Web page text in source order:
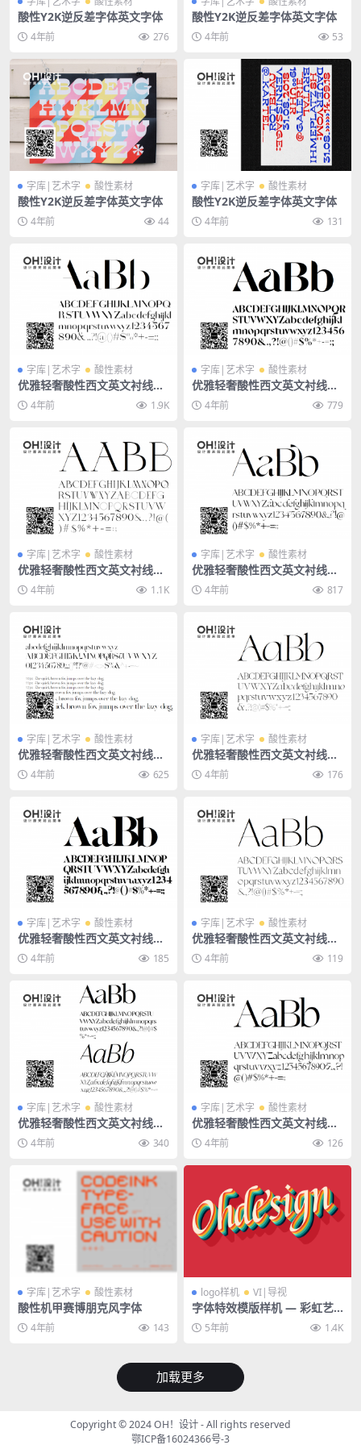
酸性Y2K逆反差字体英文字体
4年前 276
酸性Y2K逆反差字体英文字体
4年前 53
字库|艺术字 酸性素材
酸性Y2K逆反差字体英文字体
4年前 44
字库|艺术字 酸性素材
酸性Y2K逆反差字体英文字体
4年前 131
字库|艺术字 酸性素材
优雅轻奢酸性西文英文衬线字
体-Sage
4年前 1.9K
字库|艺术字 酸性素材
优雅轻奢酸性西文英文衬线字
体-Tangerine
4年前 779
字库|艺术字 酸性素材
优雅轻奢酸性西文英文衬线字
体-MonteCarlo
4年前 1.1K
字库|艺术字 酸性素材
优雅轻奢酸性西文英文衬线字
体-Gallery
4年前 817
字库|艺术字 酸性素材
优雅轻奢酸性西文英文衬线字
体-Evangelina
4年前 625
字库|艺术字 酸性素材
优雅轻奢酸性西文英文衬线字
体-Culture
4年前 176
字库|艺术字 酸性素材
优雅轻奢酸性西文英文衬线字
体-Commune
4年前 185
字库|艺术字 酸性素材
优雅轻奢酸性西文英文衬线字
体-Classico
4年前 119
字库|艺术字 酸性素材
优雅轻奢酸性西文英文衬线字
体-Analogue
4年前 340
字库|艺术字 酸性素材
优雅轻奢酸性西文英文衬线字
体-Zephyr
4年前 126
字库|艺术字 酸性素材
酸性机甲赛博朋克风字体
4年前 143
logo样机 VI|导视
字体特效模版样机 — 彩虹艺
术字体效果PSD
5年前 1.4K
加载更多
Copyright © 2024OH！设计- All rights reserved
鄂ICP备16024366号-3